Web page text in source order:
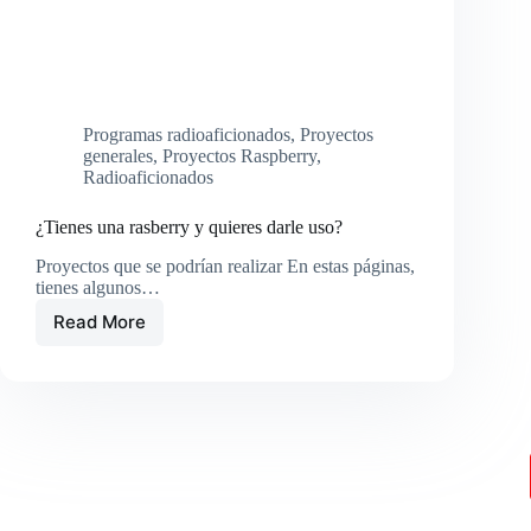
Programas radioaficionados, Proyectos
generales, Proyectos Raspberry,
Radioaficionados
¿Tienes una rasberry y quieres darle uso?
Proyectos que se podrían realizar En estas páginas,
tienes algunos…
Read More
¿Tienes